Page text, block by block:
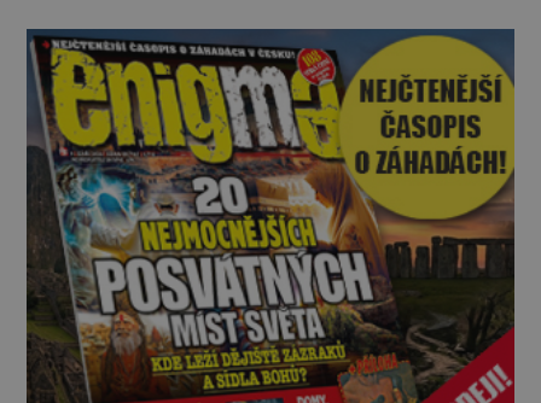
nebo Leonarda DiCapria. Na Blízkém východě a v
židovských komunitách po celém světě, je